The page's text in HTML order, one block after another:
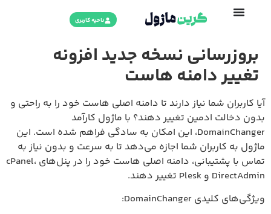
ناحیه کاربری
بروزرسانی نسخه جدید افزونه
تغییر دامنه هاست
آیا کاربران شما نیاز دارند تا دامنه اصلی هاست خود را به راحتی و
بدون دخالت ادمین تغییر دهند؟ با ماژول کارآمد
DomainChanger، این امکان به سادگی فراهم شده است. این
ماژول به کاربران شما اجازه می‌دهد تا به سرعت و بدون نیاز به
تماس با پشتیبانی، دامنه اصلی هاست خود را در پنل‌های cPanel،
DirectAdmin و Plesk تغییر دهند.
ویژگی‌های کلیدی DomainChanger: